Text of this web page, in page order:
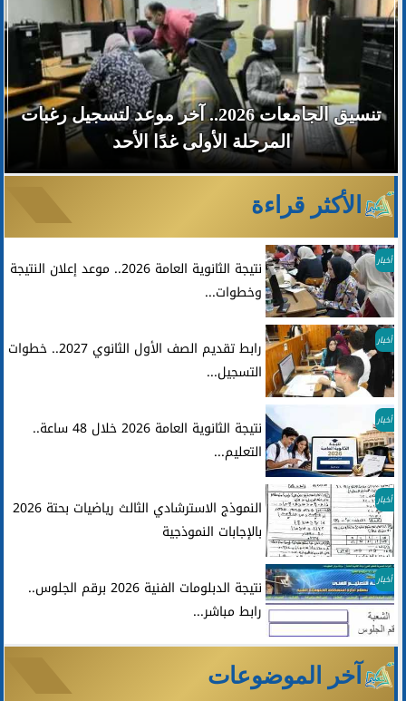
تنسيق الجامعات 2026.. آخر موعد لتسجيل رغبات
المرحلة الأولى غدًا الأحد
الأكثر قراءة
أخبار
نتيجة الثانوية العامة 2026.. موعد إعلان النتيجة
وخطوات...
أخبار
رابط تقديم الصف الأول الثانوي 2027.. خطوات
التسجيل...
أخبار
نتيجة الثانوية العامة 2026 خلال 48 ساعة..
التعليم...
أخبار
النموذج الاسترشادي الثالث رياضيات بحتة 2026
بالإجابات النموذجية
أخبار
نتيجة الدبلومات الفنية 2026 برقم الجلوس..
رابط مباشر...
آخر الموضوعات